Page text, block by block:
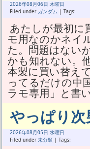
2026年08月06日 木曜日
Filed under ガンダム | Tags:
あたしが最初に
モ用なのかネイ
た。問題はない
かも知れない。
本製に買い替え
ってるだけの中
ラモ専用」と書
やっぱり
2026年08月05日 水曜日
Filed under 未分類 | Tags: